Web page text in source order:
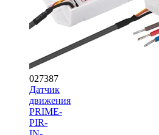
027387
Датчик
движения
PRIME-
PIR-